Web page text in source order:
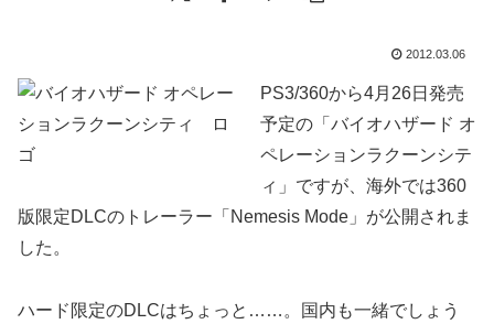
2012.03.06
PS3/360から4月26日発売
予定の「バイオハザード オ
ペレーションラクーンシテ
ィ」ですが、海外では360
版限定DLCのトレーラー「Nemesis Mode」が公開されま
した。
ハード限定のDLCはちょっと……。国内も一緒でしょう